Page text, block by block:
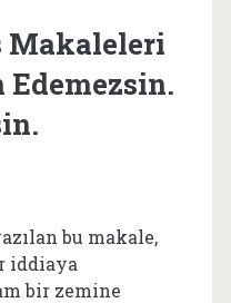
Makaleleri
Edemezsin.
bu makale,
iddiaya
bir zemine